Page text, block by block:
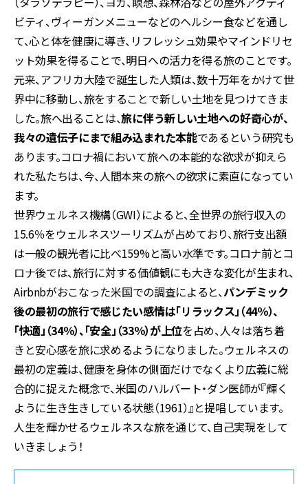
ビティ、ヴィーガンメニューなどのヘルシー食などを通し
て、心と体を健康に導き、リフレッシュ効果やマインドリセ
ット効果を得ることで、明日への活力を得る旅のことです。
元来、アフリカ大陸で誕生した人類は、数十万年をかけて世
界中に移動し、旅をすることで新しい土地を見つけてきま
した。旅へ出ることは、旅に伴う新しい土地への好奇心が、
我々の遺伝子にまで組み込まれた本能であるという研究も
あります。コロナ禍において旅への本能的な欲求が抑えら
れた私たちは、今、人間本来の旅への欲求に素直になってい
ます。
世界ウェルネス機構（GWI）によると、全世界の旅行収入の
15.6％をウェルネスツーリズムが占めており、旅行支出額
は一般の観光者に比べ159%と高い水準です。コロナ前とコ
ロナ後では、旅行に対する価値観にも大きな変化が生まれ、
Airbnbがおこなった米国での調査によると、パンデミック
後の最初の旅行で感じたい感情は「リラックス」（44％）、
「快適」（34％）、「安全」（33％）が上位を占め、人々は落ち着
きと安心感を旅に求めるようになりました。ウェルネスの
最初の定義は、健康を身体の側面だけでなくより広義に総
合的に捉えた概念で、米国のハルバート・ダン医師が『輝く
ように生き生きしている状態（1961）』と提唱しています。
人生を輝かせるウェルネスな旅を通じて、自己実現をして
いきましょう！